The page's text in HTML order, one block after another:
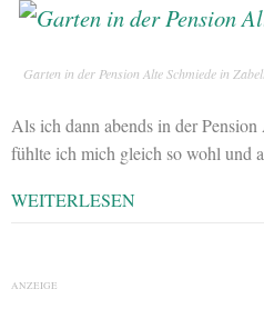
Garten in der Pension Alte Schmiede in
Als ich dann abends in der
fühlte ich mich gleich so wohl und
WEITERLESEN
ANZEIGE